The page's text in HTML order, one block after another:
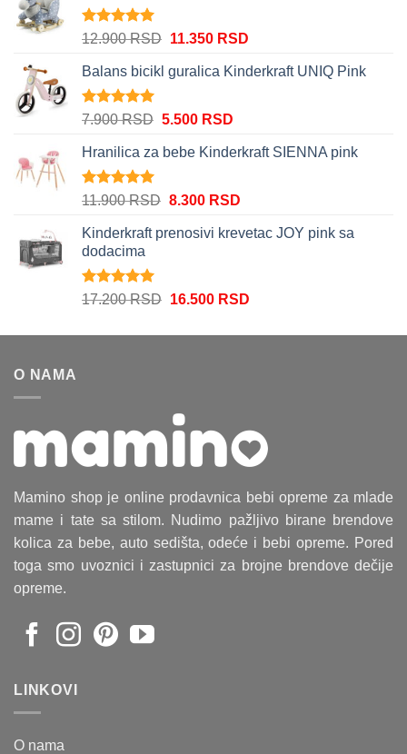
Ocenjeno
12.900RSD Originalna
je
12.900 RSD.
11.350 RSDTrenutna
je:
Balans bicikl guralica Kinderkraft UNIQ Pink
Ocenjeno
7.900RSD Originalna
je
7.900 RSD.
5.500 RSDTrenutna
je:
Hranilica za bebe Kinderkraft SIENNA pink
Ocenjeno
11.900RSD Originalna
je
8.300 RSDTrenutna
je:
Kinderkraft prenosivi krevetac JOY pink sa
dodacima
Ocenjeno
17.200RSD Originalna
je
16.500 RSDTrenutna
je:
O NAMA
Mamino shop je online prodavnica bebi opreme za mlade
mame i tate sa stilom. Nudimo pažljivo birane brendove
kolica za bebe, auto sedišta, odeće i bebi opreme. Pored
toga smo uvoznici i zastupnici za brojne brendove dečije
opreme.
LINKOVI
O nama